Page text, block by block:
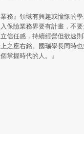
務』領域有興趣或憧憬的
保險業務界要有計畫，不
信任感，持續經營但欲速
之座右銘。國瑞學長同時
掌握時代的人。』